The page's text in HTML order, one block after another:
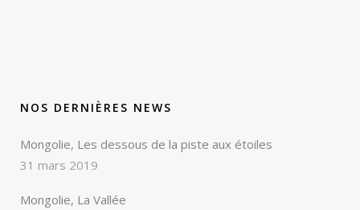
NOS DERNIÈRES NEWS
Mongolie, Les dessous de la piste aux étoiles
31 mars 2019
Mongolie, La Vallée